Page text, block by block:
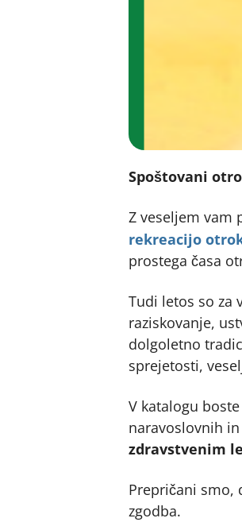
Spoštovani
Z veseljem vam
rekreacijo
prostega časa
Tudi letos so za
raziskovanje,
dolgoletno
sprejetosti,
V katalogu
naravoslovnih
zdravstvenim
Prepričani smo,
zgodba.